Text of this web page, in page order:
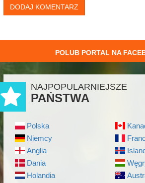
DODAJ KOMENTARZ
POLUB PORTAL NA
NAJPOPULARNIEJSZE
PAŃSTWA
Polska
Niemcy
Anglia
Dania
Holandia